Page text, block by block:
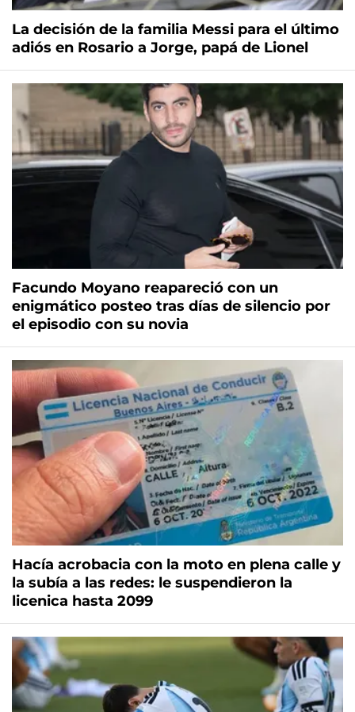
La decisión de la familia Messi para el último
adiós en Rosario a Jorge, papá de Lionel
Facundo Moyano reapareció con un
enigmático posteo tras días de silencio por
el episodio con su novia
Hacía acrobacia con la moto en plena calle y
la subía a las redes: le suspendieron la
licenica hasta 2099